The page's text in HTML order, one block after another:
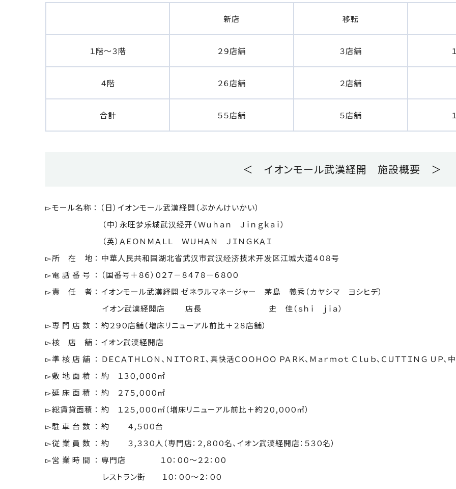
新店 移転
１階～３階 ２９店舗 ３店舗
４階 ２６店舗 ２店舗
合計 ５５店舗 ５店舗
＜ イオンモール武漢経開 施設概要 ＞
▻モール名称 ： （日）イオンモール武漢経開（ぶかんけいかい）
（中）永旺梦乐城武汉经开（Ｗｕｈａｎ Ｊｉｎｇｋａｉ）
（英）ＡＥＯＮＭＡＬＬ ＷＵＨＡＮ ＪＩＮＧＫＡＩ
▻所 在 地 ： 中華人民共和国湖北省武汉市武汉经济技术开发区江城大道４０８号
▻電 話 番 号 ： （国番号＋８６）０２７－８４７８－６８００
▻責 任 者 ： イオンモール武漢経開 ゼネラルマネージャー 茅島 義秀（カヤシマ ヨシヒデ）
イオン武漢経開店
店長
史 佳（ｓｈｉ ｊｉａ）
▻専 門 店 数 ： 約２９０店舗（増床リニューアル前比＋２８店舗）
▻核 店 舗 ： イオン武漢経開店
▻準 核 店 舗 ： ＤＥＣＡＴＨＬＯＮ、ＮＩＴＯＲＩ、真快活ＣＯＯＨＯＯ ＰＡＲＫ、Ｍａｒｍｏｔ Ｃｌｕｂ、ＣＵＴＴＩＮＧ ＵＰ
▻敷 地 面 積 ： 約 １３０,０００㎡
▻延 床 面 積 ： 約 ２７５,０００㎡
▻総賃貸面積 ： 約 １２５,０００㎡（増床リニューアル前比＋約２０,０００㎡）
▻駐 車 台 数 ： 約 ４,５００台
▻従 業 員 数 ： 約 ３,３３０人（専門店：２,８００名、イオン武漢経開店：５３０名）
▻営 業 時 間 ： 専門店
１０：００～２２：００
レストラン街 １０：００～２：００